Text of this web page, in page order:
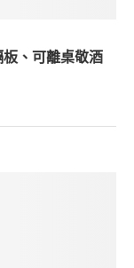
、可離桌敬酒